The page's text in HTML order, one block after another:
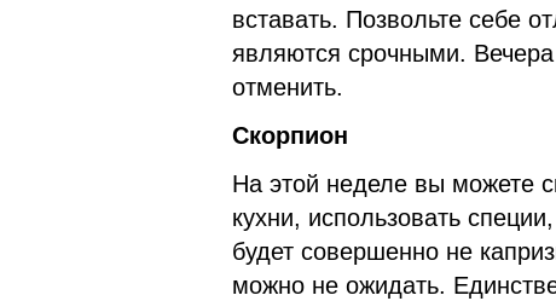
вставать. Позвольте себе
являются срочными.
отменить.
Скорпион
На этой неделе вы можете
кухни, использовать
будет совершенно не
можно не ожидать.